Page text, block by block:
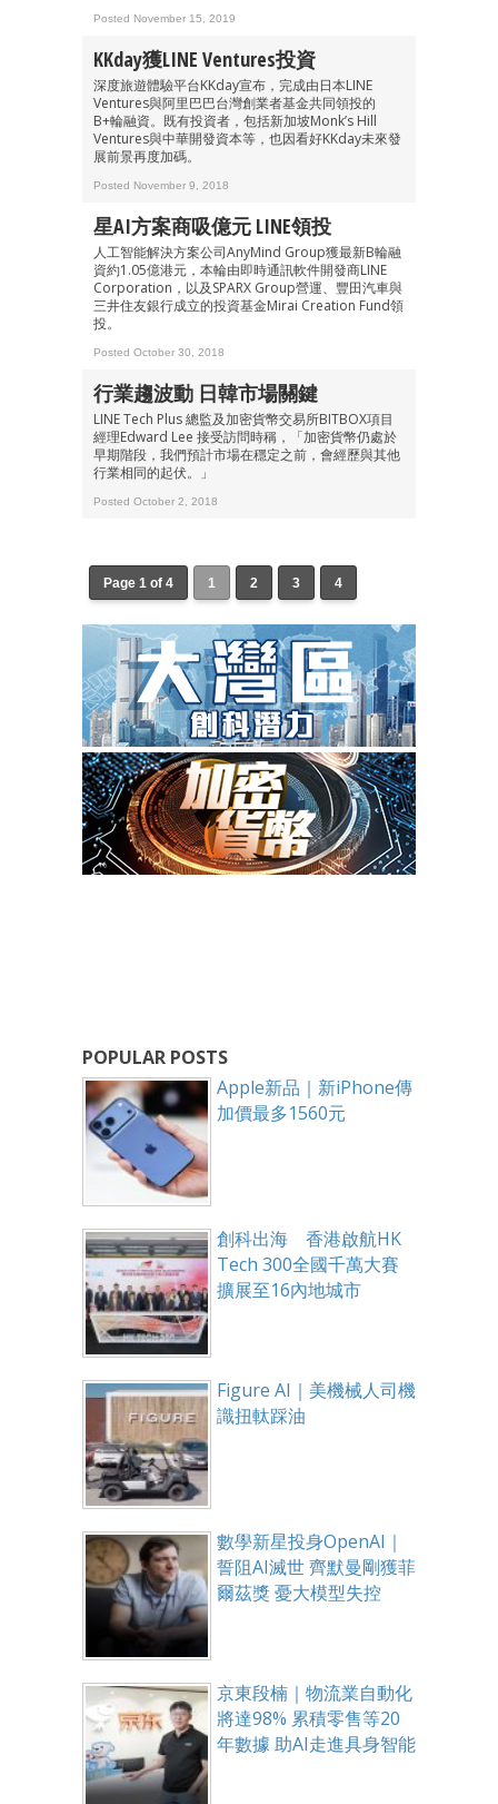
Posted November 15, 2019
KKday獲LINE Ventures投資
深度旅遊體驗平台KKday宣布，完成由日本LINE
Ventures與阿里巴巴台灣創業者基金共同領投的
B+輪融資。既有投資者，包括新加坡Monk’s Hill
Ventures與中華開發資本等，也因看好KKday未來發
展前景再度加碼。
Posted November 9, 2018
星AI方案商吸億元 LINE領投
人工智能解決方案公司AnyMind Group獲最新B輪融
資約1.05億港元，本輪由即時通訊軟件開發商LINE
Corporation，以及SPARX Group營運、豐田汽車與
三井住友銀行成立的投資基金Mirai Creation Fund領
投。
Posted October 30, 2018
行業趨波動 日韓市場關鍵
LINE Tech Plus 總監及加密貨幣交易所BITBOX項目
經理Edward Lee 接受訪問時稱，「加密貨幣仍處於
早期階段，我們預計市場在穩定之前，會經歷與其他
行業相同的起伏。」
Posted October 2, 2018
Page 1 of 4 1 2 3 4
POPULAR POSTS
Apple新品｜新iPhone傳
加價最多1560元
創科出海 香港啟航HK
Tech 300全國千萬大賽
擴展至16內地城市
Figure AI｜美機械人司機
識扭軚踩油
數學新星投身OpenAI｜
誓阻AI滅世 齊默曼剛獲菲
爾茲獎 憂大模型失控
京東段楠｜物流業自動化
將達98% 累積零售等20
年數據 助AI走進具身智能